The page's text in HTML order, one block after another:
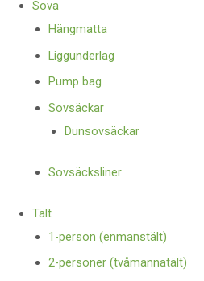
Sova
Hängmatta
Liggunderlag
Pump bag
Sovsäckar
Dunsovsäckar
Sovsäcksliner
Tält
1-person (enmanstält)
2-personer (tvåmannatält)